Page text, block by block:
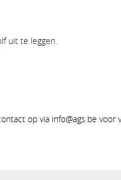
uit te leggen.
op via info@ags.be voor